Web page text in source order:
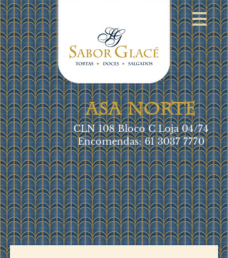
ASA NORTE
CLN 108 Bloco C Loja 04/74
Encomendas:61 3037 7770